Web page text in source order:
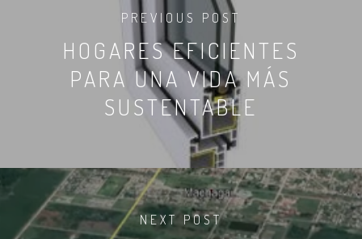
PREVIOUS POST
HOGARES EFICIENTES
PARA UNA VIDA MÁS
SUSTENTABLE
NEXT POST